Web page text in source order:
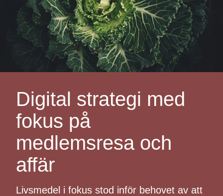
Digital strategi med
fokus på
medlemsresa och
affär
Livsmedel i fokus stod inför behovet av att